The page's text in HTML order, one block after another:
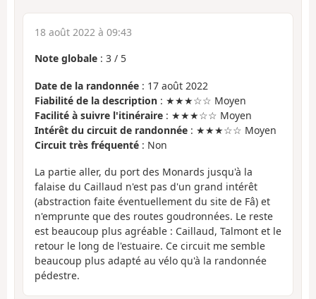
18 août 2022 à 09:43
Note globale : 3 / 5
Date de la randonnée : 17 août 2022
Fiabilité de la description : ★★★☆☆ Moyen
Facilité à suivre l'itinéraire : ★★★☆☆ Moyen
Intérêt du circuit de randonnée : ★★★☆☆ Moyen
Circuit très fréquenté : Non
La partie aller, du port des Monards jusqu'à la
falaise du Caillaud n'est pas d'un grand intérêt
(abstraction faite éventuellement du site de Fâ) et
n'emprunte que des routes goudronnées. Le reste
est beaucoup plus agréable : Caillaud, Talmont et le
retour le long de l'estuaire. Ce circuit me semble
beaucoup plus adapté au vélo qu'à la randonnée
pédestre.